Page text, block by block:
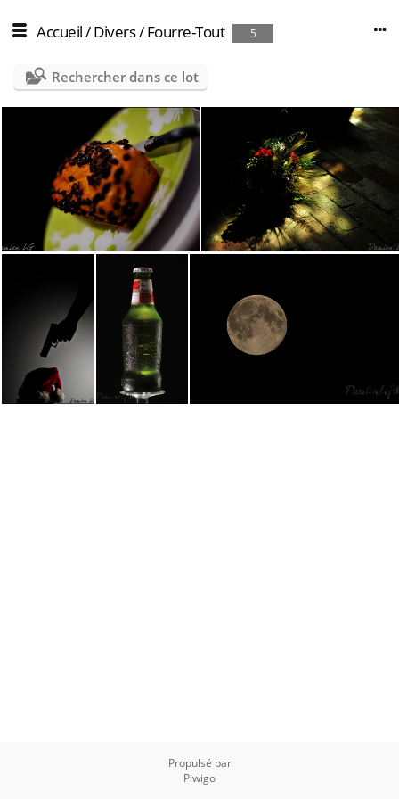
Accueil/Divers/Fourre-Tout 5
Rechercher dans ce lot
Propulsé par
Piwigo